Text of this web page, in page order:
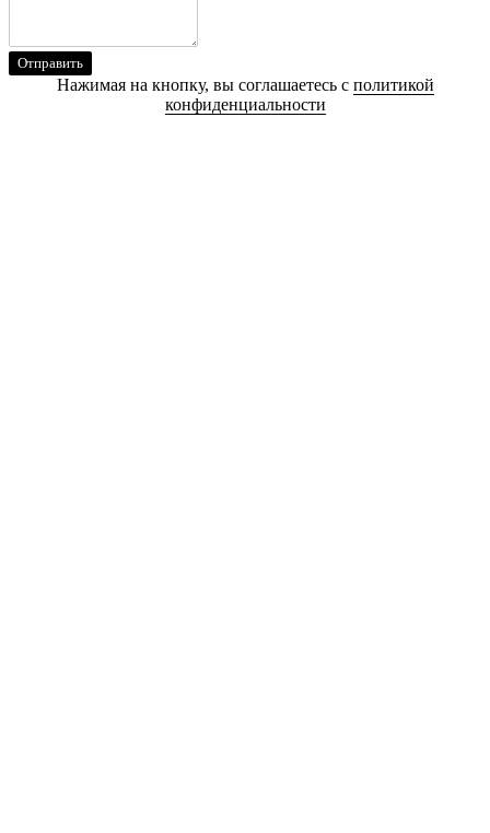
Отправить
Нажимая на кнопку, вы соглашаетесь с политикой
конфиденциальности